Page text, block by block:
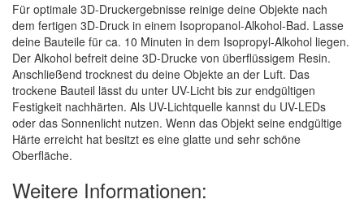
Für optimale 3D-Druckergebnisse reinige deine Objekte nach
dem fertigen 3D-Druck in einem Isopropanol-Alkohol-Bad. Lasse
deine Bauteile für ca. 10 Minuten in dem Isopropyl-Alkohol liegen.
Der Alkohol befreit deine 3D-Drucke von überflüssigem Resin.
Anschließend trocknest du deine Objekte an der Luft. Das
trockene Bauteil lässt du unter UV-Licht bis zur endgültigen
Festigkeit nachhärten. Als UV-Lichtquelle kannst du UV-LEDs
oder das Sonnenlicht nutzen. Wenn das Objekt seine endgültige
Härte erreicht hat besitzt es eine glatte und sehr schöne
Oberfläche.
Weitere Informationen: